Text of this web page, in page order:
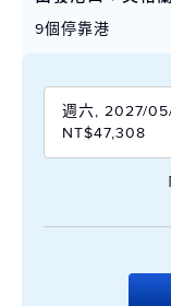
9個停靠港
週六, 2027/
NT$47,308